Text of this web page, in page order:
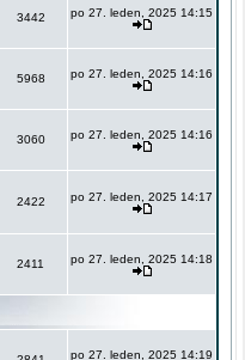
3442 po 27. leden, 2025 14:15
5968 po 27. leden, 2025 14:16
3060 po 27. leden, 2025 14:16
2422 po 27. leden, 2025 14:17
2411 po 27. leden, 2025 14:18
po 27. leden, 2025 14:19